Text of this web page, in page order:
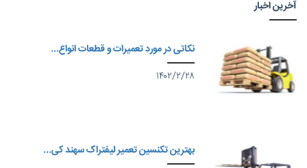
آخرین اخبار
نکاتی در مورد تعمیرات و قطعات انواع...
۱۴۰۲/۲/۲۸
بهترین تکنسین تعمیر لیفتراک سهند کی...